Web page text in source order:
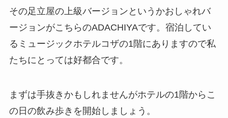
その足立屋の上級バージョンというかおしゃれバ
ージョンがこちらのADACHIYAです。宿泊してい
るミュージックホテルコザの1階にありますので私
たちにとっては好都合です。
まずは手抜きかもしれませんがホテルの1階からこ
の日の飲み歩きを開始しましょう。